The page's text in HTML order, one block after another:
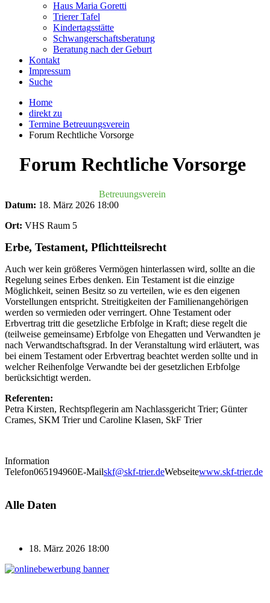
Haus Maria Goretti
Trierer Tafel
Kindertagsstätte
Schwangerschaftsberatung
Beratung nach der Geburt
Kontakt
Impressum
Suche
Home
direkt zu
Termine Betreuungsverein
Forum Rechtliche Vorsorge
Forum Rechtliche Vorsorge
Betreuungsverein
Datum: 18. März 2026 18:00
Ort: VHS Raum 5
Erbe, Testament, Pflichtteilsrecht
Auch wer kein größeres Vermögen hinterlassen wird, sollte an die
Regelung seines Erbes denken. Ein Testament ist die einzige
Möglichkeit, seinen Besitz so zu verteilen, wie es den eigenen
Vorstellungen entspricht. Streitigkeiten der Familienangehörigen
werden so vermieden oder verringert. Ohne Testament oder
Erbvertrag tritt die gesetzliche Erbfolge in Kraft; diese regelt die
(teilweise gemeinsame) Erbfolge von Ehegatten und Verwandten je
nach Verwandtschaftsgrad. In der Veranstaltung wird erläutert, was
bei einem Testament oder Erbvertrag beachtet werden sollte und in
welcher Reihenfolge Verwandte bei der gesetzlichen Erbfolge
berücksichtigt werden.
Referenten:
Petra Kirsten, Rechtspflegerin am Nachlassgericht Trier; Günter
Crames, SKM Trier und Caroline Klasen, SkF Trier
Information
Telefon065194960E-Mailskf@skf-trier.deWebseitewww.skf-trier.de
Alle Daten
18. März 2026 18:00